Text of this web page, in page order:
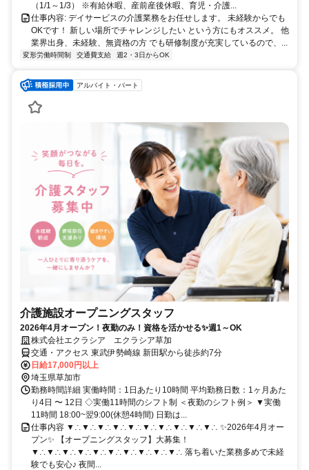
（1/1～1/3） ※有給休暇、産前産後休暇、育児・介護...
仕事内容: デイサービスの介護業務をお任せします。 未経験からでも
OKです！ 新しい場所でチャレンジしたい という方にもオススメ。 他
業界出身、未経験、無資格の方 でも研修制度が充実しているので、...
変形労働時間制 交通費支給 週2・3日からOK
アルバイト・パート
介護施設オープニングスタッフ
2026年4月オープン！夜勤のみ！資格を活かせる✨週1～OK
株式会社エクラシア エクラシア草加
交通・アクセス 東武伊勢崎線 新田駅から徒歩約7分
日給17,000円以上
埼玉県草加市
勤務時間詳細 実働時間：1日あたり10時間 平均勤務日数：1ヶ月あた
り4日 〜 12日 ◇実働11時間のシフト制 ＜夜勤のシフト例＞ ▼実働
11時間 18:00~翌9:00(休憩4時間) 日勤は...
仕事内容 ▼∴▼∴▼∴▼∴▼∴▼∴▼∴▼∴▼∴▼∴ ✨2026年4月オー
プン✨ 【オープニングスタッフ】大募集！
▼∴▼∴▼∴▼∴▼∴▼∴▼∴▼∴▼∴▼∴ 落ち着いた業務多めで未経
験でも安心♪ 夜間...